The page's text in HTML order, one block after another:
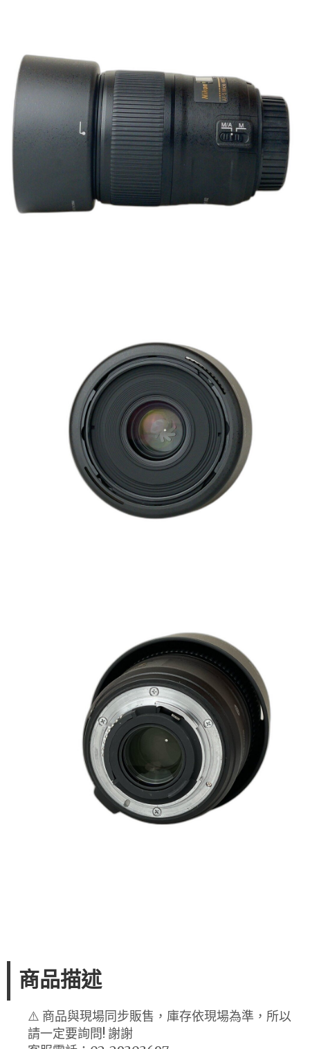
商品描述
⚠️ 商品與現場同步販售，庫存依現場為準，所以
請一定要詢問! 謝謝